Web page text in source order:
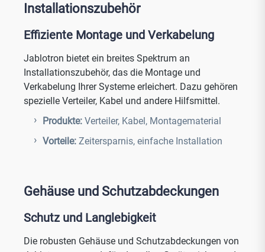
Installationszubehör
Effiziente Montage und Verkabelung
Jablotron bietet ein breites Spektrum an
Installationszubehör, das die Montage und
Verkabelung Ihrer Systeme erleichert. Dazu gehören
spezielle Verteiler, Kabel und andere Hilfsmittel.
Produkte: Verteiler, Kabel, Montagematerial
Vorteile: Zeitersparnis, einfache Installation
Gehäuse und Schutzabdeckungen
Schutz und Langlebigkeit
Die robusten Gehäuse und Schutzabdeckungen von